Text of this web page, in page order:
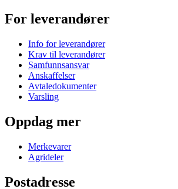
For leverandører
Info for leverandører
Krav til leverandører
Samfunnsansvar
Anskaffelser
Avtaledokumenter
Varsling
Oppdag mer
Merkevarer
Agrideler
Postadresse